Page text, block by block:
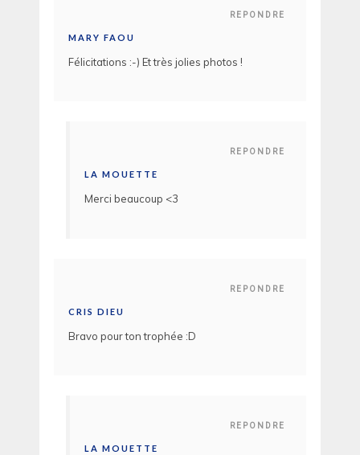
REPONDRE
MARY FAOU
Félicitations :-) Et très jolies photos !
REPONDRE
LA MOUETTE
Merci beaucoup <3
REPONDRE
CRIS DIEU
Bravo pour ton trophée :D
REPONDRE
LA MOUETTE